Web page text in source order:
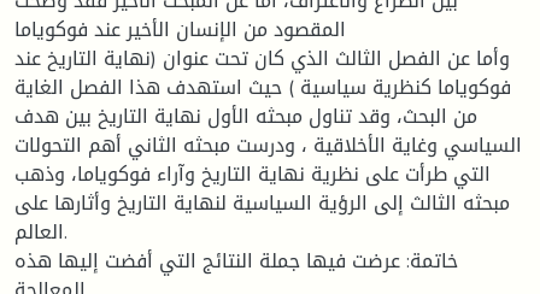
المقصود من الإنسان الأخير عند فوكوياما
وأما عن الفصل الثالث الذي كان تحت عنوان (نهاية التاريخ عند
فوكوياما كنظرية سياسية ) حيث استهدف هذا الفصل الغاية
من البحث، وقد تناول مبحثه الأول نهاية التاريخ بين هدف
السياسي وغاية الأخلاقية ، ودرست مبحثه الثاني أهم التحولات
التي طرأت على نظرية نهاية التاريخ وآراء فوكوياما، وذهب
مبحثه الثالث إلى الرؤية السياسية لنهاية التاريخ وأثارها على
العالم.
خاتمة: عرضت فيها جملة النتائج التي أفضت إليها هذه